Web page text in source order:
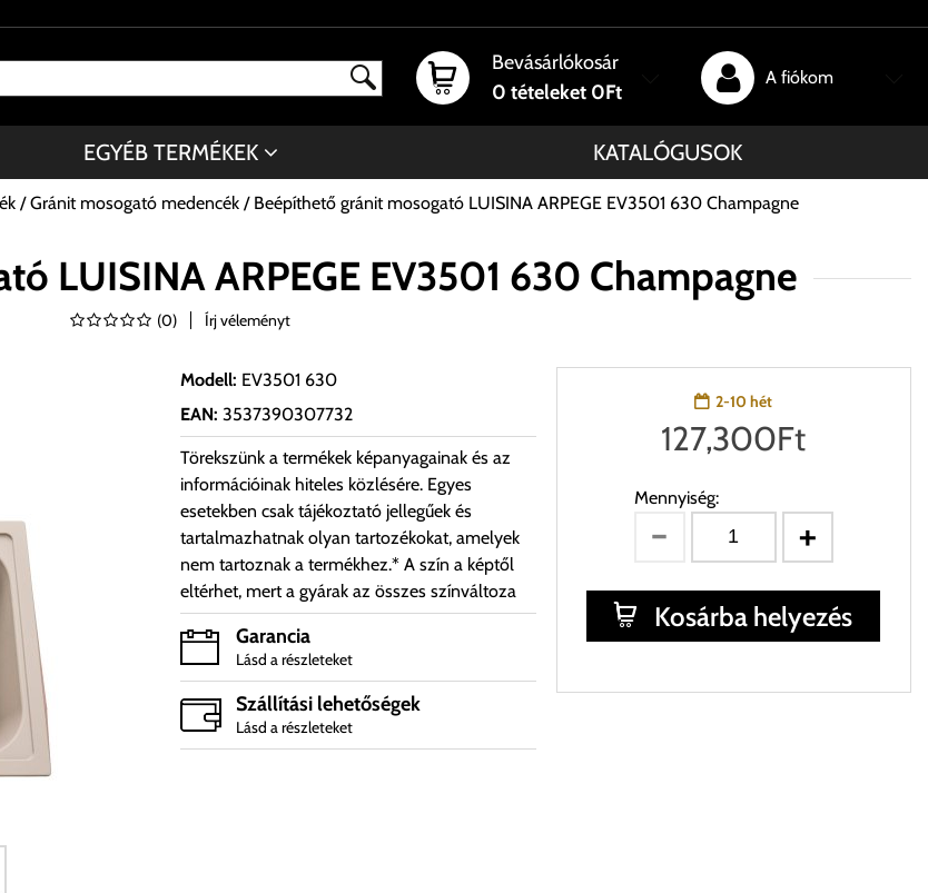
Bevásárlókosár
0 tételeket 0Ft
A fiókom
EGYÉB TERMÉKEK KATALÓGUSOK
Gránit mosogató medencék Beépíthető gránit mosogató LUISINA ARPEGE EV3501 630 Champagne
LUISINA ARPEGE EV3501 630 Champagne
(0) Írj véleményt
Modell: EV3501 630
EAN: 3537390307732
Törekszünk a termékek képanyagainak és az
információinak hiteles közlésére. Egyes
esetekben csak tájékoztató jellegűek és
tartalmazhatnak olyan tartozékokat, amelyek
nem tartoznak a termékhez.* A szín a képtől
eltérhet, mert a gyárak az összes színváltoza
Garancia
Lásd a részleteket
Szállítási lehetőségek
Lásd a részleteket
2-10 hét
127,300Ft
Mennyiség:
Kosárba helyezés